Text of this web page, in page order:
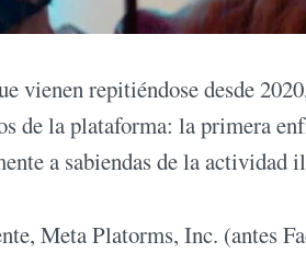
vienen repitiéndose desde
de la plataforma: la primera
a sabiendas de la actividad
Meta Platorms, Inc. (antes